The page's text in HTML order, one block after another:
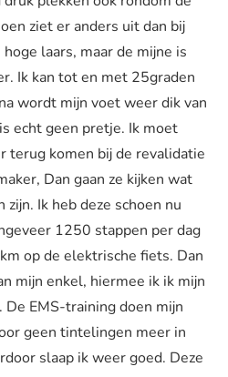
ziet er anders uit dan bij
laars, maar de mijne is
Ik kan tot en met 25graden
wordt mijn voet weer dik van
echt geen pretje. Ik moet
terug komen bij de revalidatie
Dan gaan ze kijken wat
Ik heb deze schoen nu
1250 stappen per dag
op de elektrische fiets. Dan
mijn enkel, hiermee ik ik mijn
EMS-training doen mijn
geen tintelingen meer in
slaap ik weer goed. Deze